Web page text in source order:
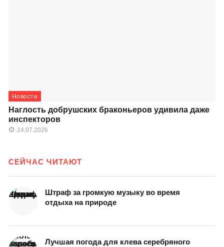
Новости
Наглость добрушских браконьеров удивила даже
инспекторов
24.07.2026
СЕЙЧАС ЧИТАЮТ
Штраф за громкую музыку во время
отдыха на природе
Лучшая погода для клева серебряного